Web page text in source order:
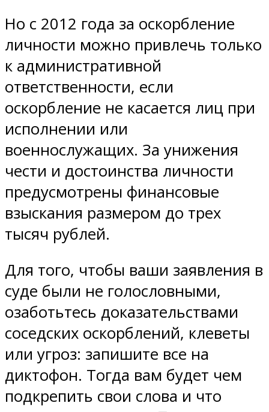
Но с 2012 года за оскорбление
личности можно привлечь только
к административной
ответственности, если
оскорбление не касается лиц при
исполнении или
военнослужащих. За унижения
чести и достоинства личности
предусмотрены финансовые
взыскания размером до трех
тысяч рублей.
Для того, чтобы ваши заявления в
суде были не голословными,
озаботьтесь доказательствами
соседских оскорблений, клеветы
или угроз: запишите все на
диктофон. Тогда вам будет чем
подкрепить свои слова и что